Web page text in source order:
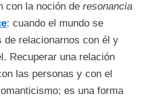
con la noción deresonancia
: cuando el mundo se
de relacionarnos con él y
Recuperar una relación
las personas y con el
es una forma